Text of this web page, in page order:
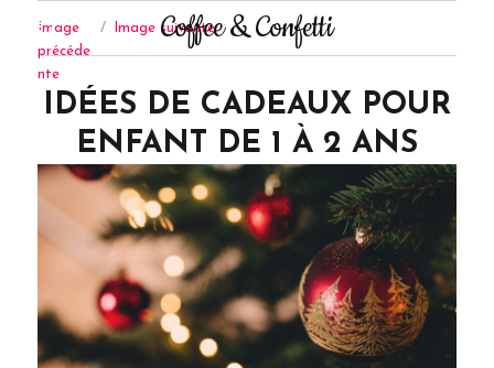
Coffee & Confetti
Image
précéde
nte
Image suivante
IDÉES DE CADEAUX POUR
ENFANT DE 1 À 2 ANS